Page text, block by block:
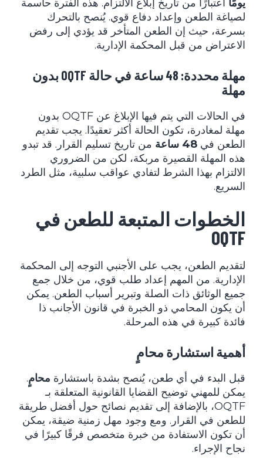
يومًا اعتبارًا من تاريخ إبلاغ الالتزام. هذه الفترة حاسمة
لصياغة الطعن وإعداد دفاع قوي. يُنصح بالتحرك
بسرعة، حيث إن الطعن المتأخر قد يؤدي إلى رفض
الاعتراض من قبل المحكمة الإدارية.
مهلة محددة: 48 ساعة في حالة OQTF بدون
مهلة
في الحالات التي يتم فيها الإبلاغ عن OQTF بدون
مهلة لمغادرة، تكون الحالة أكثر تعقيدًا. يجب تقديم
الطعن في 48 ساعة
من تاريخ تسليم القرار. قد تبدو
هذه المهلة القصيرة مربكة، لكن من الضروري
الالتزام بهذا الشرط لتفادي عواقب سلبية، مثل الطرد
السريع.
الخطوات المتبعة للطعن في
OQTF
لتقديم الطعن، يجب على الأجنبي التوجه إلى المحكمة
الإدارية. من المهم إعداد طلب قوي، من خلال جمع
جميع الوثائق ذات الصلة وتبرير أسباب الطعن. يمكن
أن يكون المحامي ذو الخبرة في قانون الأجانب ذا
فائدة كبيرة في هذه المرحلة.
أهمية استشارة محامٍ
قبل البدء في أي طعن، يُنصح بشدة باستشارة محامٍ.
يمكن للمهني توضيح القضايا القانونية المتعلقة بـ
OQTF، بالإضافة إلى تقديم نصائح حول أفضل طريقة
للطعن في القرار. ومع وجود مهل زمنية ضيقة، يمكن
أن تكون الاستفادة من خبرة متخصص فرقًا كبيرًا في
نجاح الإجراء.